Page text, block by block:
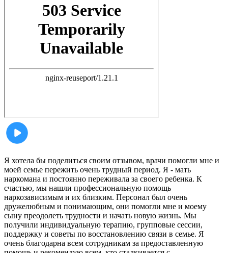
Я хотела бы поделиться своим отзывом, врачи помогли мне и
моей семье пережить очень трудный период. Я - мать
наркомана и постоянно переживала за своего ребенка. К
счастью, мы нашли профессиональную помощь
наркозависимым и их близким. Персонал был очень
дружелюбным и понимающим, они помогли мне и моему
сыну преодолеть трудности и начать новую жизнь. Мы
получили индивидуальную терапию, групповые сессии,
поддержку и советы по восстановлению связи в семье. Я
очень благодарна всем сотрудникам за предоставленную